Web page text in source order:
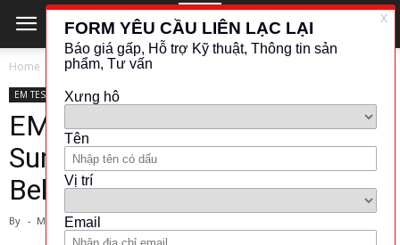
Home EM TEST
EM TEST KHÁC (ĐO LƯỜNG - KIỂM TRA)
EMTEST-Compact Telecom
Surge Generator as per
Bellcore (Model: TSS 500N6B)
By - March 1, 2024